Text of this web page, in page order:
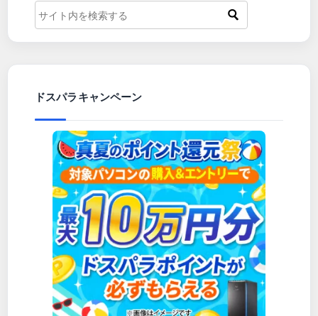
ドスパラキャンペーン